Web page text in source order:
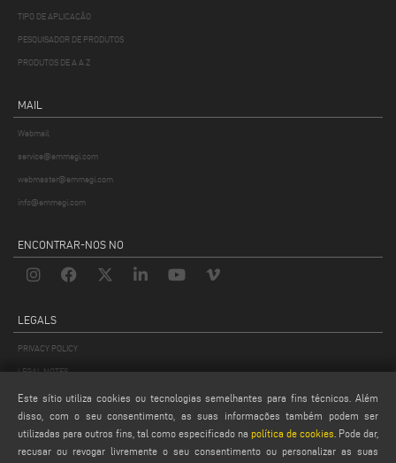
TIPO DE APLICAÇÃO
PESQUISADOR DE PRODUTOS
PRODUTOS DE A A Z
MAIL
Webmail
service@emmegi.com
webmaster@emmegi.com
info@emmegi.com
ENCONTRAR-NOS NO
LEGALS
PRIVACY POLICY
LEGAL NOTES
COOKIE POLICY
GENERAL TERMS AND CONDITIONS
CONFIGURAÇÕES DE COOKIES
Este sítio utiliza cookies ou tecnologias semelhantes para fins técnicos. Além
disso, com o seu consentimento, as suas informações também podem ser
utilizadas para outros fins, tal como especificado na política de cookies . Pode dar,
recusar ou revogar livremente o seu consentimento ou personalizar as suas